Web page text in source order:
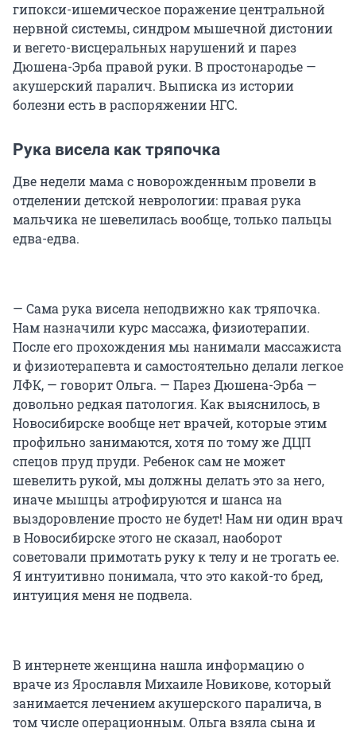
гипокси-ишемическое поражение центральной
нервной системы, синдром мышечной дистонии
и вегето-висцеральных нарушений и парез
Дюшена-Эрба правой руки. В простонародье —
акушерский паралич. Выписка из истории
болезни есть в распоряжении НГС.
Рука висела как тряпочка
Две недели мама с новорожденным провели в
отделении детской неврологии: правая рука
мальчика не шевелилась вообще, только пальцы
едва-едва.
— Сама рука висела неподвижно как тряпочка.
Нам назначили курс массажа, физиотерапии.
После его прохождения мы нанимали массажиста
и физиотерапевта и самостоятельно делали легкое
ЛФК, — говорит Ольга. — Парез Дюшена-Эрба —
довольно редкая патология. Как выяснилось, в
Новосибирске вообще нет врачей, которые этим
профильно занимаются, хотя по тому же ДЦП
спецов пруд пруди. Ребенок сам не может
шевелить рукой, мы должны делать это за него,
иначе мышцы атрофируются и шанса на
выздоровление просто не будет! Нам ни один врач
в Новосибирске этого не сказал, наоборот
советовали примотать руку к телу и не трогать ее.
Я интуитивно понимала, что это какой-то бред,
интуиция меня не подвела.
В интернете женщина нашла информацию о
враче из Ярославля Михаиле Новикове, который
занимается лечением акушерского паралича, в
том числе операционным. Ольга взяла сына и